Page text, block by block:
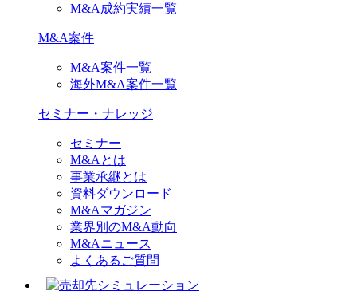
M&A成約実績一覧
M&A案件
M&A案件一覧
海外M&A案件一覧
セミナー・ナレッジ
セミナー
M&Aとは
事業承継とは
資料ダウンロード
M&Aマガジン
業界別のM&A動向
M&Aニュース
よくあるご質問